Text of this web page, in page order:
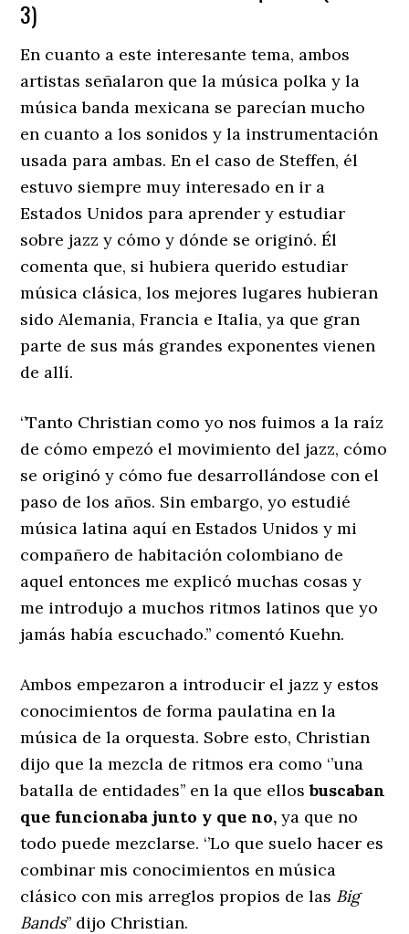
3)
En cuanto a este interesante tema, ambos
artistas señalaron que la música polka y la
música banda mexicana se parecían mucho
en cuanto a los sonidos y la instrumentación
usada para ambas. En el caso de Steffen, él
estuvo siempre muy interesado en ir a
Estados Unidos para aprender y estudiar
sobre jazz y cómo y dónde se originó. Él
comenta que, si hubiera querido estudiar
música clásica, los mejores lugares hubieran
sido Alemania, Francia e Italia, ya que gran
parte de sus más grandes exponentes vienen
de allí.
‘’Tanto Christian como yo nos fuimos a la raíz
de cómo empezó el movimiento del jazz, cómo
se originó y cómo fue desarrollándose con el
paso de los años. Sin embargo, yo estudié
música latina aquí en Estados Unidos y mi
compañero de habitación colombiano de
aquel entonces me explicó muchas cosas y
me introdujo a muchos ritmos latinos que yo
jamás había escuchado.’’ comentó Kuehn.
Ambos empezaron a introducir el jazz y estos
conocimientos de forma paulatina en la
música de la orquesta. Sobre esto, Christian
dijo que la mezcla de ritmos era como ‘’una
batalla de entidades’’ en la que ellosbuscaban
que funcionaba junto y que no, ya que no
todo puede mezclarse. ‘’Lo que suelo hacer es
combinar mis conocimientos en música
clásico con mis arreglos propios de las Big
Bands’’ dijo Christian.